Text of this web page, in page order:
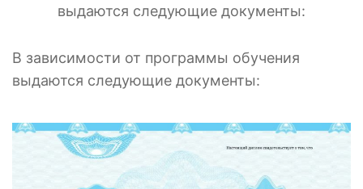
выдаются следующие документы:
В зависимости от программы обучения
выдаются следующие документы: